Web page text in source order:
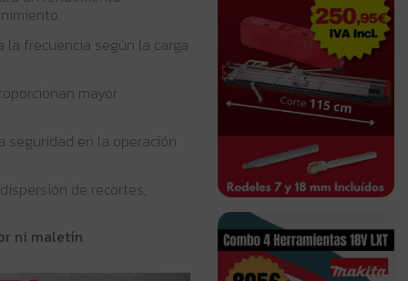
frecuencia según la carga
mayor
seguridad en la operación
de recortes,
ni maletín